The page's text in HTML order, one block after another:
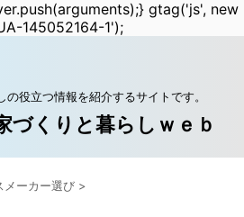
gtag('js', new
145052164-1');
役立つ情報を紹介するサイトです。
くりと暮らしｗｅｂ
メーカー選び >